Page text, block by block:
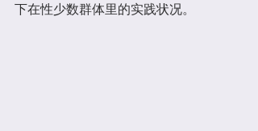
下在性少数群体里的实践状况。